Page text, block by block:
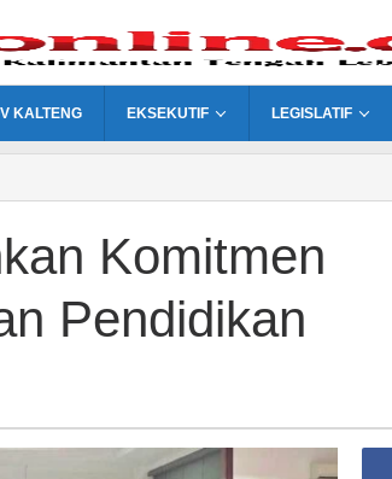
KALTENG EKSEKUTIF LEGISLATIF
Komitmen
Pendidikan